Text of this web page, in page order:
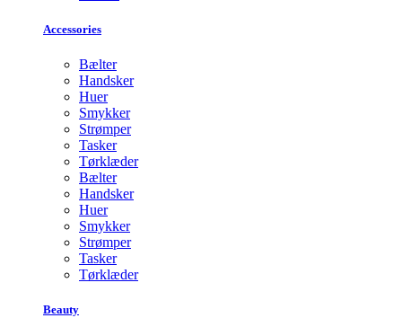
Accessories
Bælter
Handsker
Huer
Smykker
Strømper
Tasker
Tørklæder
Bælter
Handsker
Huer
Smykker
Strømper
Tasker
Tørklæder
Beauty